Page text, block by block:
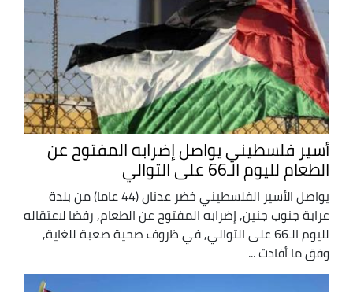
أسير فلسطيني يواصل إضرابه المفتوح عن
الطعام لليوم الـ66 على التوالي
يواصل الأسير الفلسطيني خضر عدنان (44 عاما) من بلدة
عرابة جنوب جنين, إضرابه المفتوح عن الطعام, رفضا لاعتقاله
لليوم الـ66 على التوالي, في ظروف صحية صعبة للغاية,
وفق ما أفادت ...